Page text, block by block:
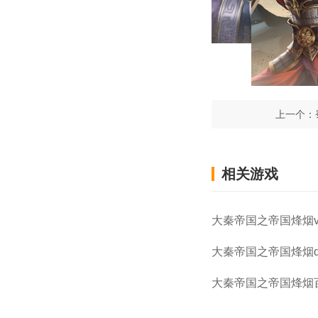
上一个：
相关游戏
大秦帝国之帝国烽烟
大秦帝国之帝国烽烟
大秦帝国之帝国烽烟